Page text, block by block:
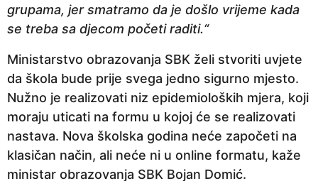
grupama, jer smatramo da je došlo vrijeme kada
se treba sa djecom početi raditi.“
Ministarstvo obrazovanja SBK želi stvoriti uvjete
da škola bude prije svega jedno sigurno mjesto.
Nužno je realizovati niz epidemioloških mjera, koji
moraju uticati na formu u kojoj će se realizovati
nastava. Nova školska godina neće započeti na
klasičan način, ali neće ni u online formatu, kaže
ministar obrazovanja SBK Bojan Domić.